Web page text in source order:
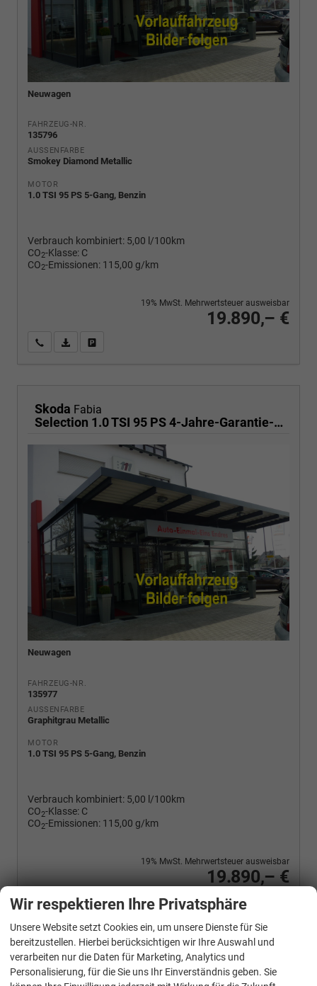
Neuwagen
FAHRZEUG-NR.
135796
AUSSENFARBE
Smokey Diamond Metallic
MOTOR
1.0 TSI 95 PS 5-Gang, Benzin
Verbrauch kombiniert: 5,00 l/100km
CO2-Klasse: C
CO2-Emissionen: 115,00 g/km
19.890,– €
19% MwSt. Mehrwertsteuer ausweisbar
Wir rufen Sie anPDF-Fahrzeugexposé drucken
Skoda Fabia
Selection 1.0 TSI 95 PS 4-Jahre-Garantie-AppleCarPlay-AndroidAuto-LED-PDC-Sitzheizung-DAB-Klima
Neuwagen
FAHRZEUG-NR.
135977
AUSSENFARBE
Graphitgrau Metallic
MOTOR
1.0 TSI 95 PS 5-Gang, Benzin
Verbrauch kombiniert: 5,00 l/100km
CO2-Klasse: C
CO2-Emissionen: 115,00 g/km
19.890,– €
19% MwSt. Mehrwertsteuer ausweisbar
Wir rufen Sie an
PDF-Fahrzeugexposé drucken
Fahrzeug drucken, parken oder vergleichen
Skoda Fabia
Selection 1.0 TSI 95 PS 4-Jahre-Garantie-AppleCarPlay-AndroidAuto-LED-PDC-Sitzheizung-DAB-Klima
Wir respektieren Ihre Privatsphäre
Unsere Website setzt Cookies ein, um unsere Dienste für Sie
bereitzustellen. Hierbei berücksichtigen wir Ihre Auswahl und
verarbeiten nur die Daten für Marketing, Analytics und
Personalisierung, für die Sie uns Ihr Einverständnis geben. Sie